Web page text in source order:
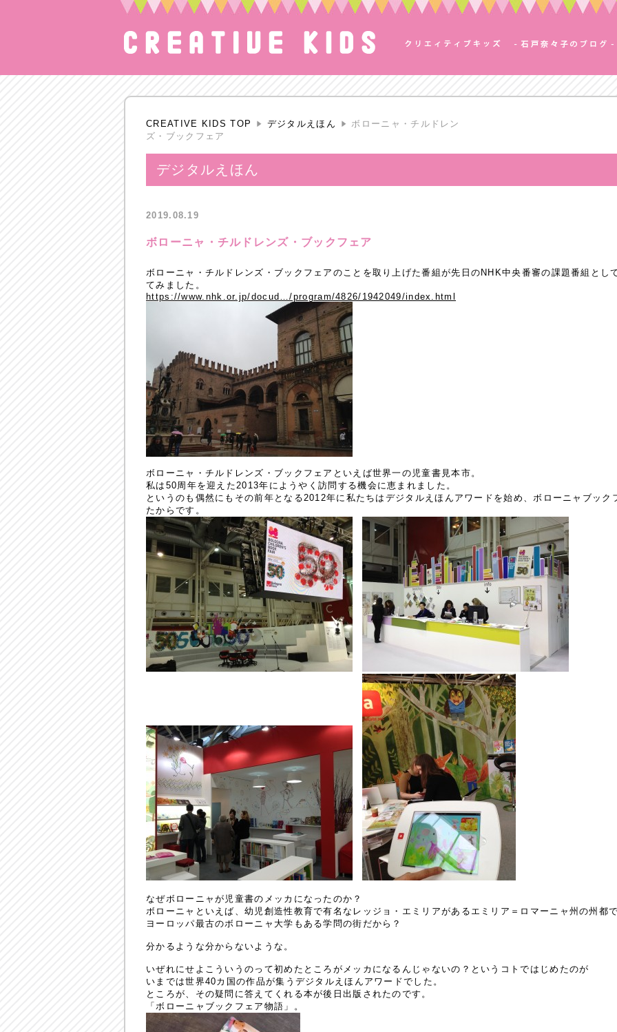
CREATIVE KIDS TOP デジタルえほん
ボローニャ・チルドレン
ズ・ブックフェア
デジタルえほん
2019.08.19
ボローニャ・チルドレンズ・ブックフェア
ボローニャ・チルドレンズ・ブックフェアのことを取り上げた番組が先日のNHK中央番審の課題番組とし
てみました。
https://www.nhk.or.jp/docud…/program/4826/1942049/index.html
ボローニャ・チルドレンズ・ブックフェアといえば世界一の児童書見本市。
私は50周年を迎えた2013年にようやく訪問する機会に恵まれました。
というのも偶然にもその前年となる2012年に私たちはデジタルえほんアワードを始め、ボローニャブッ
たからです。
なぜボローニャが児童書のメッカになったのか？
ボローニャといえば、幼児創造性教育で有名なレッジョ・エミリアがあるエミリア＝ロマーニャ州の州都
ヨーロッパ最古のボローニャ大学もある学問の街だから？
分かるような分からないような。
いぜれにせよこういうのって初めたところがメッカになるんじゃないの？というコトではじめたのが
いまでは世界40カ国の作品が集うデジタルえほんアワードでした。
ところが、その疑問に答えてくれる本が後日出版されたのです。
「ボローニャブックフェア物語」。